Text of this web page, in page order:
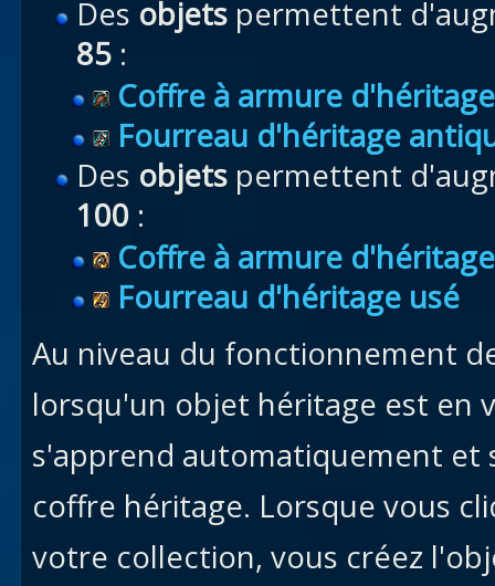
Des objets permettent
85 :
Coffre à armure
Fourreau d'héritage
Des objets permettent
100 :
Coffre à armure
Fourreau d'héritage usé
Au niveau du fonctionnement
lorsqu'un objet héritage est en
s'apprend automatiquement et
coffre héritage. Lorsque vous
votre collection, vous créez